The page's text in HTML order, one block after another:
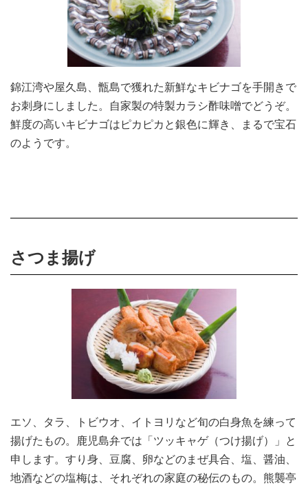
錦江湾や屋久島、甑島で獲れた新鮮なキビナゴを手開きで
お刺身にしました。自家製の特製カラシ酢味噌でどうぞ。
鮮度の高いキビナゴはピカピカと銀色に輝き、まるで宝石
のようです。
さつま揚げ
エソ、タラ、トビウオ、イトヨリなど旬の白身魚を練って
揚げたもの。鹿児島弁では「ツッキャゲ（つけ揚げ）」と
申します。すり身、豆腐、卵などのまぜ具合、塩、醤油、
地酒などの塩梅は、それぞれの家庭の秘伝のもの。熊襲亭